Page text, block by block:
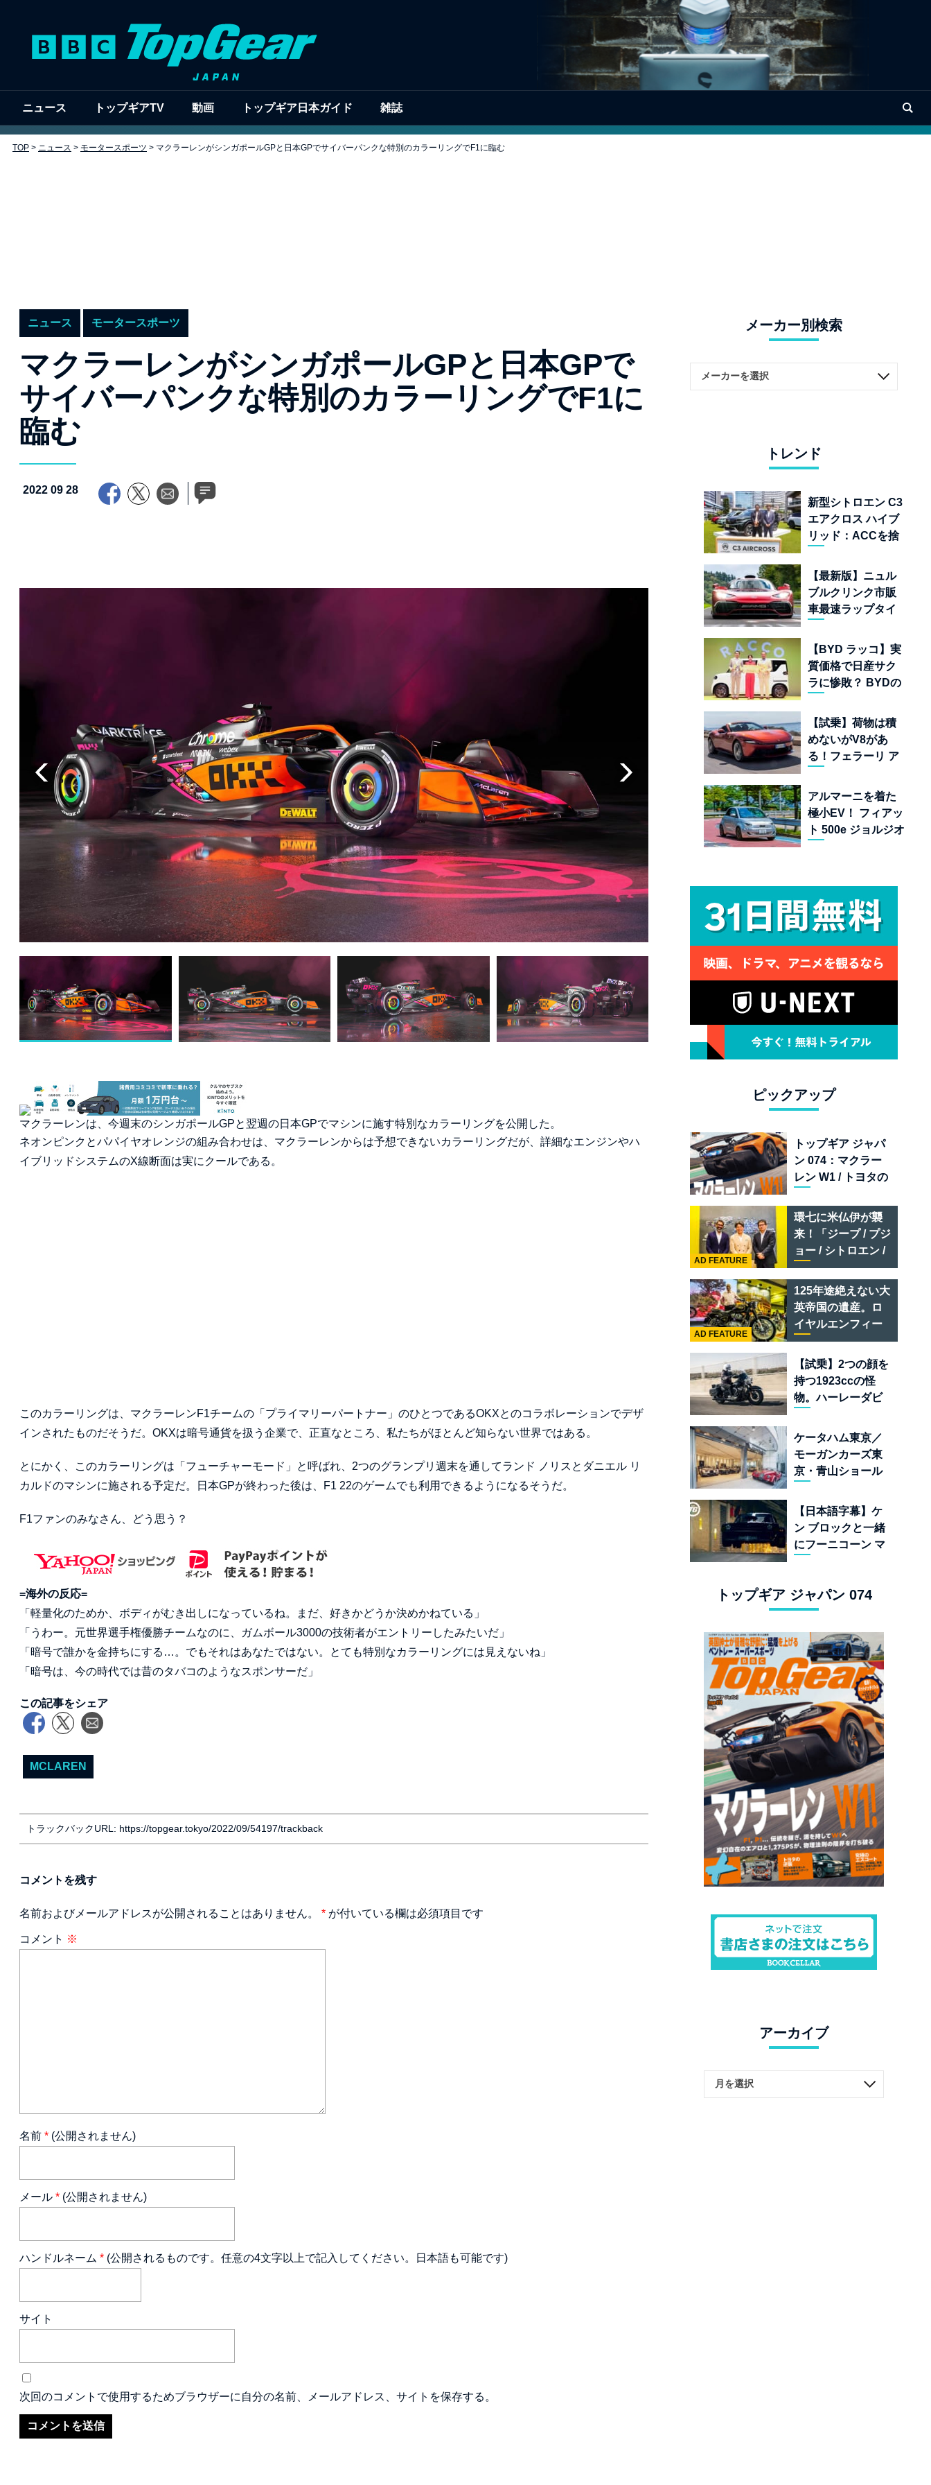
ニュース トップギアTV 動画 トップギア日本ガイド 雑誌
TOP > ニュース > モータースポーツ > マクラーレンがシンガポールGPと日本GPでサイバーパンクな特別のカラーリングでF1に臨む
ニュース モータースポーツ
マクラーレンがシンガポールGPと日本GPで
サイバーパンクな特別のカラーリングでF1に
臨む
2022 09 28
マクラーレンは、今週末のシンガポールGPと翌週の日本GPでマシンに施す特別なカラーリングを公開した。
ネオンピンクとパパイヤオレンジの組み合わせは、マクラーレンからは予想できないカラーリングだが、詳細なエンジンやハ
イブリッドシステムのX線断面は実にクールである。
このカラーリングは、マクラーレンF1チームの「プライマリーパートナー」のひとつであるOKXとのコラボレーションでデザ
インされたものだそうだ。OKXは暗号通貨を扱う企業で、正直なところ、私たちがほとんど知らない世界ではある。
とにかく、このカラーリングは「フューチャーモード」と呼ばれ、2つのグランプリ週末を通してランド ノリスとダニエル リ
カルドのマシンに施される予定だ。日本GPが終わった後は、F1 22のゲームでも利用できるようになるそうだ。
F1ファンのみなさん、どう思う？
=海外の反応=
「軽量化のためか、ボディがむき出しになっているね。まだ、好きかどうか決めかねている」
「うわー。元世界選手権優勝チームなのに、ガムボール3000の技術者がエントリーしたみたいだ」
「暗号で誰かを金持ちにする…。でもそれはあなたではない。とても特別なカラーリングには見えないね」
「暗号は、今の時代では昔のタバコのようなスポンサーだ」
この記事をシェア
MCLAREN
トラックバックURL: https://topgear.tokyo/2022/09/54197/trackback
コメントを残す
名前およびメールアドレスが公開されることはありません。 * が付いている欄は必須項目です
コメント ※
名前 * (公開されません)
メール * (公開されません)
ハンドルネーム * (公開されるものです。任意の4文字以上で記入してください。日本語も可能です)
サイト
次回のコメントで使用するためブラウザーに自分の名前、メールアドレス、サイトを保存する。
メーカー別検索
トレンド
新型シトロエン C3
エアクロス ハイブ
リッド：ACCを捨
毯」を手に入れた
フランスの異端児
【最新版】ニュル
ブルクリンク市販
車最速ラップタイ
22台を一挙公開
【BYD ラッコ】実
質価格で日産サク
ラに惨敗？ BYDの
金ドーピング」の
異常な世界
【試乗】荷物は積
めないがV8があ
る！フェラーリ ア
ーが証明する純内
燃機関オープンカ
ーの至福
アルマーニを着た
極小EV！ フィアッ
ト 500e ジョルジオ
ピックアップ
トップギア ジャパ
ン 074：マクラー
レン W1 / トヨタの
ー戦略 /フェラーリ
849 テスタロッサ /
テメラリオ /ベント
レー スーパースポ
ーツ
環七に米仏伊が襲
来！「ジープ / プジ
ョー / シトロエン /
フィアット / アバル
ト足立」はクルマ
のセレクトショッ
プである
AD FEATURE
125年途絶えない大
英帝国の遺産。ロ
イヤルエンフィー
ルド責任者に訊
く、新型
「BULLET 650」
と“時間の質”を愛
する理由
AD FEATURE
【試乗】2つの顔を
持つ1923ccの怪
物。ハーレーダビ
ォーキーエイト
117」の深淵を覗く
ケータハム東京／
モーガンカーズ東
京・青山ショール
「移動手段」では
なく「人生」だ
【日本語字幕】ケ
ン ブロックと一緒
にフーニコーン マ
トップギア ジャパン 074
アーカイブ